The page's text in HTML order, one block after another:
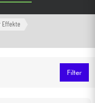
Effekte
Filter